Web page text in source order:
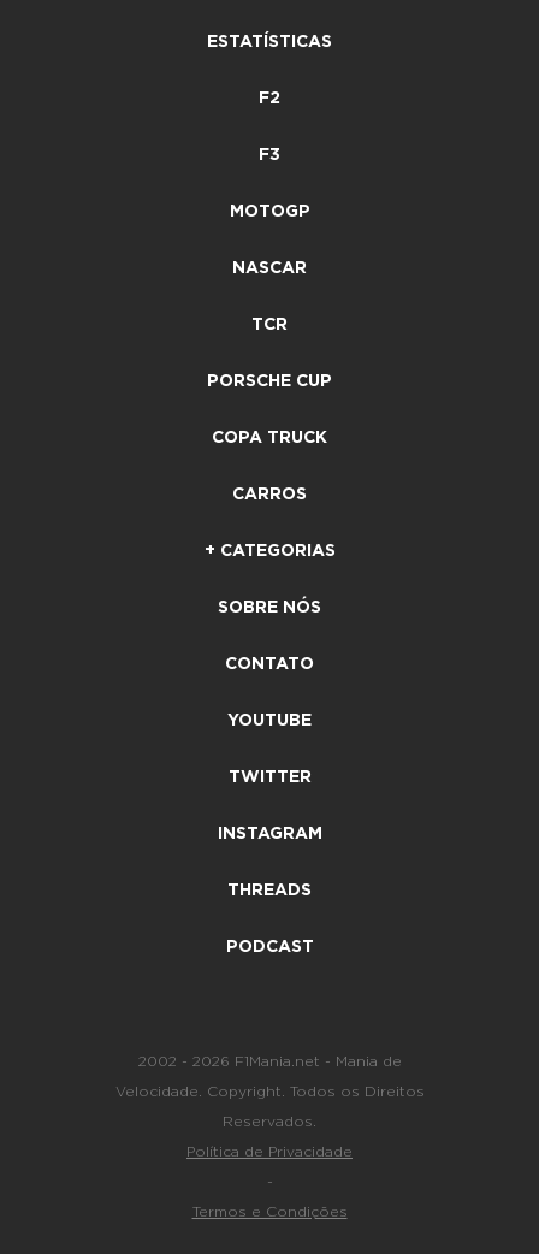
ESTATÍSTICAS
F2
F3
MOTOGP
NASCAR
TCR
PORSCHE CUP
COPA TRUCK
CARROS
+ CATEGORIAS
SOBRE NÓS
CONTATO
YOUTUBE
TWITTER
INSTAGRAM
THREADS
PODCAST
2002 - 2026 F1Mania.net - Mania de
Velocidade. Copyright. Todos os Direitos
Reservados.
Política de Privacidade
-
Termos e Condições